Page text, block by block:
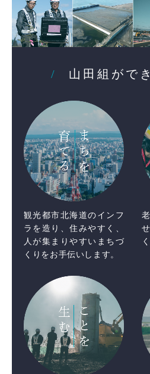
山田組がで
観光都市北海道のインフ
ラを造り、住みやすく、
人が集まりやすいまちづ
くりをお手伝いします。